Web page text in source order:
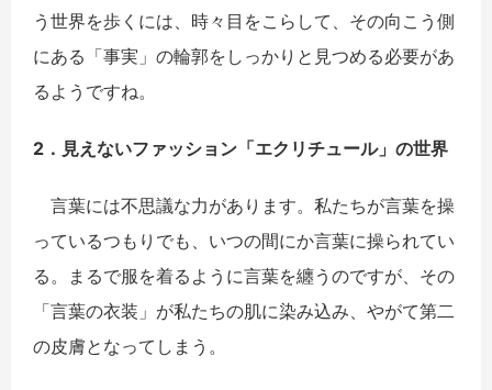
う世界を歩くには、時々目をこらして、その向こう側
にある「事実」の輪郭をしっかりと見つめる必要があ
るようですね。
2．見えないファッション「エクリチュール」の世界
言葉には不思議な力があります。私たちが言葉を操
っているつもりでも、いつの間にか言葉に操られてい
る。まるで服を着るように言葉を纏うのですが、その
「言葉の衣装」が私たちの肌に染み込み、やがて第二
の皮膚となってしまう。